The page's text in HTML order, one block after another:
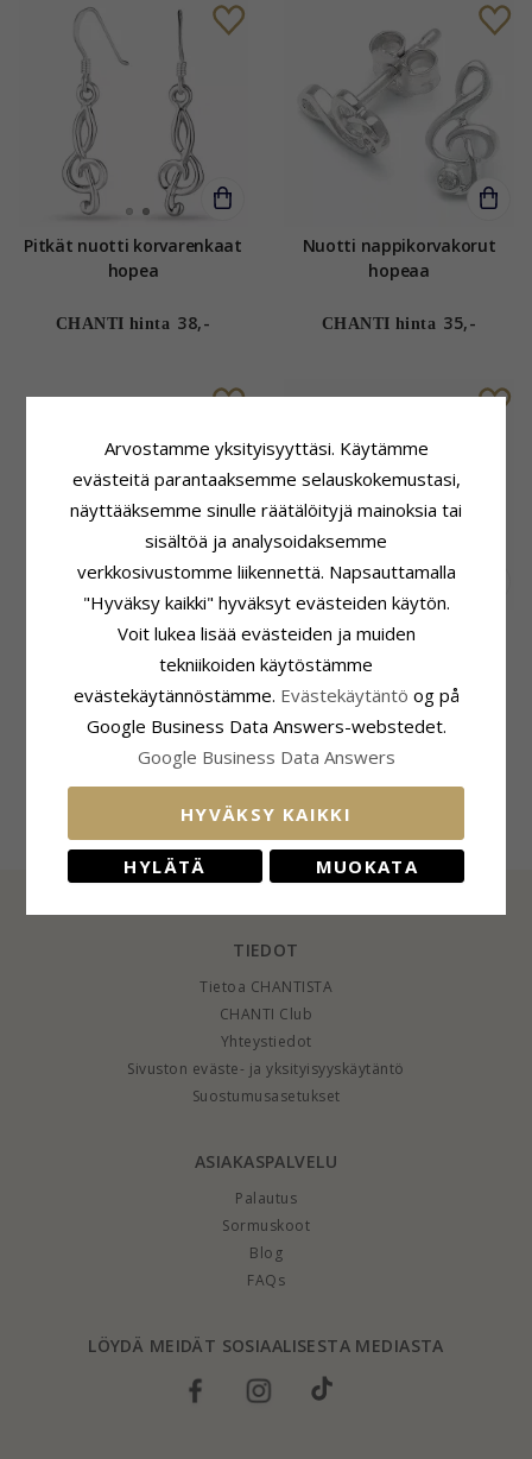
Pitkät nuotti korvarenkaat
hopea
CHANTI hinta 38,-
Nuotti nappikorvakorut
hopeaa
CHANTI hinta 35,-
Siersbøl nuotti
CHANTI hinta 26,-
Aagaard nuotti
CHANTI hinta 17,-
TIEDOT
Tietoa CHANTISTA
CHANTI Club
Yhteystiedot
Sivuston eväste- ja yksityisyyskäytäntö
Suostumusasetukset
ASIAKASPALVELU
Palautus
Sormuskoot
Blog
FAQs
LÖYDÄ MEIDÄT SOSIAALISESTA MEDIASTA
Arvostamme yksityisyyttäsi. Käytämme
evästeitä parantaaksemme selauskokemustasi,
näyttääksemme sinulle räätälöityjä mainoksia tai
sisältöä ja analysoidaksemme
verkkosivustomme liikennettä. Napsauttamalla
"Hyväksy kaikki" hyväksyt evästeiden käytön.
Voit lukea lisää evästeiden ja muiden
tekniikoiden käytöstämme
evästekäytännöstämme. Evästekäytäntö og på
Google Business Data Answers-webstedet.
Google Business Data Answers
HYVÄKSY KAIKKI
HYLÄTÄ MUOKATA